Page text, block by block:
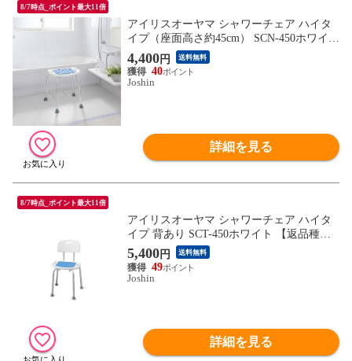
8/7時点_ポイント最大11倍
アイリスオーヤマ シャワーチェア ハイタ
イプ（座面高さ約45cm） SCN-450ホワイト
【返品種別A】
4,400円 送料無料
40
Joshin
詳細を見る
8/7時点_ポイント最大11倍
アイリスオーヤマ シャワーチェア ハイタ
イプ 背あり SCT-450ホワイト 【返品種別
A】
5,400円 送料無料
49
Joshin
詳細を見る